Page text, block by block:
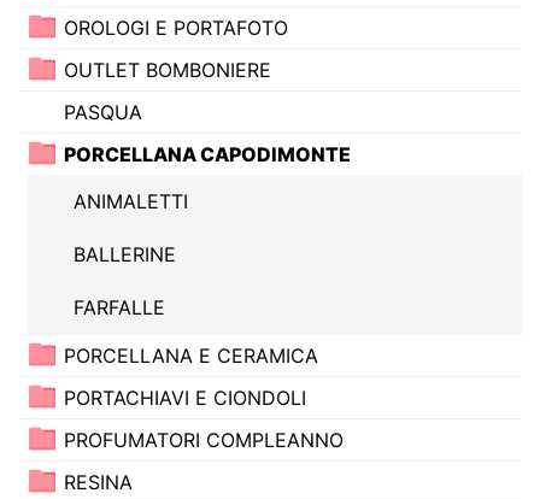
OROLOGI E PORTAFOTO
OUTLET BOMBONIERE
PASQUA
PORCELLANA CAPODIMONTE
ANIMALETTI
BALLERINE
FARFALLE
PORCELLANA E CERAMICA
PORTACHIAVI E CIONDOLI
PROFUMATORI COMPLEANNO
RESINA